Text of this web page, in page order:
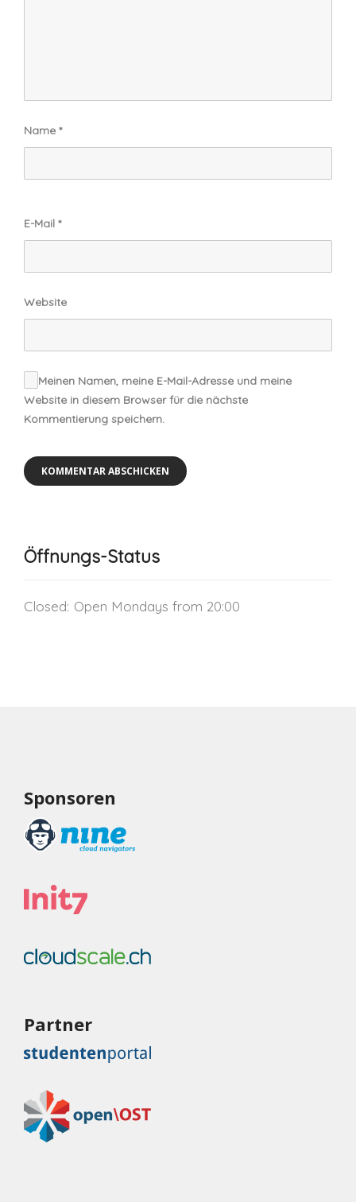
Name *
E-Mail *
Website
Meinen Namen, meine E-Mail-Adresse und meine
Website in diesem Browser für die nächste
Kommentierung speichern.
Öffnungs-Status
Closed: Open Mondays from 20:00
Sponsoren
Partner